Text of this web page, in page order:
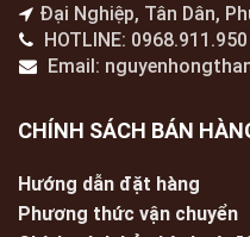
Đại Nghiệp, Tân Dân,
HOTLINE: 0968.911.950
Email:
CHÍNH SÁCH BÁN
Hướng dẫn đặt hàng
Phương thức vận chuyển